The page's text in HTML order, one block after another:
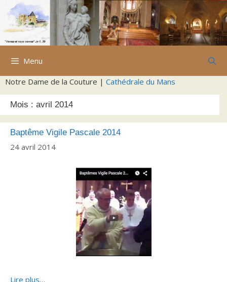
Aller
contenu
Menu
Notre Dame de la Couture | Cathédrale du Mans
Mois : avril 2014
Baptême Vigile Pascale 2014
24 avril 2014
Lire plus…